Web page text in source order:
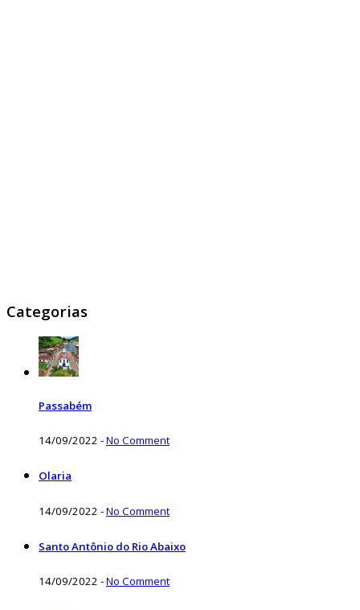
Categorias
Passabém
14/09/2022 -No Comment
Olaria
14/09/2022 -No Comment
Santo Antônio do Rio Abaixo
14/09/2022 -No Comment